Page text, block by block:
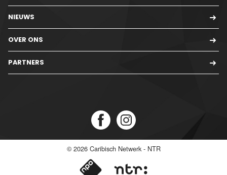
NIEUWS
OVER ONS
PARTNERS
© 2026 Caribisch Netwerk - NTR